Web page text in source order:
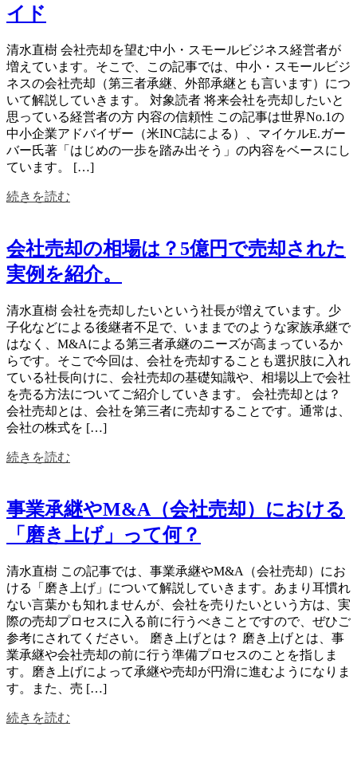
イド
清水直樹 会社売却を望む中小・スモールビジネス経営者が
増えています。そこで、この記事では、中小・スモールビジ
ネスの会社売却（第三者承継、外部承継とも言います）につ
いて解説していきます。 対象読者 将来会社を売却したいと
思っている経営者の方 内容の信頼性 この記事は世界No.1の
中小企業アドバイザー（米INC誌による）、マイケルE.ガー
バー氏著「はじめの一歩を踏み出そう」の内容をベースにし
ています。 […]
続きを読む
会社売却の相場は？5億円で売却された
実例を紹介。
清水直樹 会社を売却したいという社長が増えています。少
子化などによる後継者不足で、いままでのような家族承継で
はなく、M&Aによる第三者承継のニーズが高まっているか
らです。そこで今回は、会社を売却することも選択肢に入れ
ている社長向けに、会社売却の基礎知識や、相場以上で会社
を売る方法についてご紹介していきます。 会社売却とは？
会社売却とは、会社を第三者に売却することです。通常は、
会社の株式を […]
続きを読む
事業承継やM&A（会社売却）における
「磨き上げ」って何？
清水直樹 この記事では、事業承継やM&A（会社売却）にお
ける「磨き上げ」について解説していきます。あまり耳慣れ
ない言葉かも知れませんが、会社を売りたいという方は、実
際の売却プロセスに入る前に行うべきことですので、ぜひご
参考にされてください。 磨き上げとは？ 磨き上げとは、事
業承継や会社売却の前に行う準備プロセスのことを指しま
す。磨き上げによって承継や売却が円滑に進むようになりま
す。また、売 […]
続きを読む